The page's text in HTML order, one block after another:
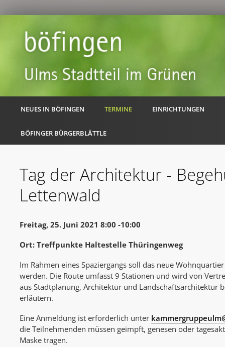
NEUES IN BÖFINGEN TERMINE EINRICHTUNGEN
BÖFINGER BÜRGERBLÄTTLE
Tag der Architektur -
Lettenwald
Freitag, 25. Juni 2021 8:00 -10:00
Ort: Treffpunkte Haltestelle Thüringenweg
Im Rahmen eines Spaziergangs soll das neue
werden. Die Route umfasst 9 Stationen und wird von
aus Stadtplanung, Architektur und Landschaftsarchitektur
erläutern.
Eine Anmeldung ist erforderlich unter
die Teilnehmenden müssen geimpft, genesen oder
Maske tragen.